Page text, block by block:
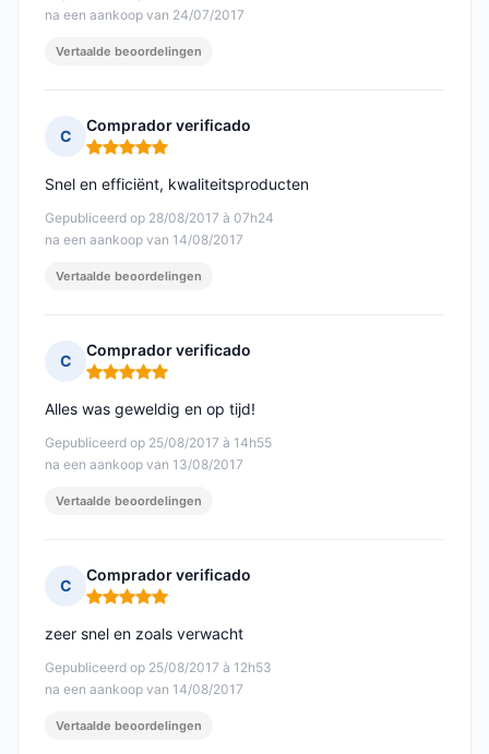
na een aankoop van 24/07/2017
Vertaalde beoordelingen
C
Comprador verificado
Opmerking: 5 van 5
Gepubliceerd op 28/08/2017 à 07h24
na een aankoop van 14/08/2017
Snel en efficiënt, kwaliteitsproducten
Vertaalde beoordelingen
C
Comprador verificado
Opmerking: 5 van 5
Gepubliceerd op 25/08/2017 à 14h55
na een aankoop van 13/08/2017
Alles was geweldig en op tijd!
Vertaalde beoordelingen
C
Comprador verificado
Opmerking: 5 van 5
Gepubliceerd op 25/08/2017 à 12h53
na een aankoop van 14/08/2017
zeer snel en zoals verwacht
Vertaalde beoordelingen